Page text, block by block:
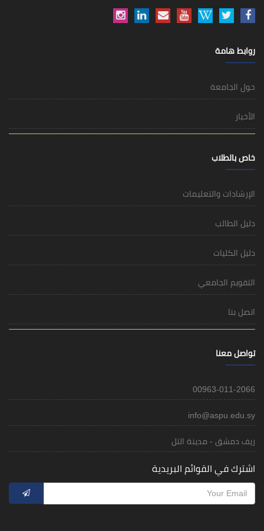
روابط هامة
حول الجامعة
الأخبار
خاص بالطلاب
الإرشادات والتعليمات
دليل الطالب
دليل الكليات
التقويم الجامعي
اتصل بنا
تواصل معنا
00963-011-2066
info@aspu.edu.sy
ريف دمشق - مدينة التل
اشترك في القوائم البريدية